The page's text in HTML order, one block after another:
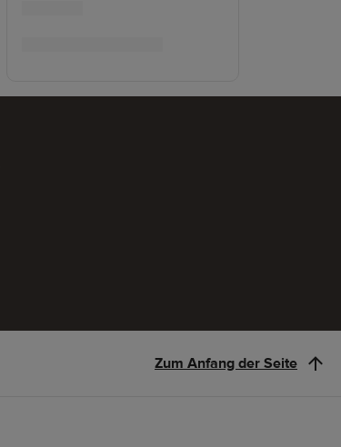
Zum Anfang der Seite